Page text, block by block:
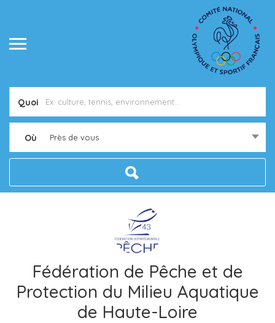
Quoi
Où Près de vous
Fédération de Pêche et de
Protection du Milieu Aquatique
de Haute-Loire